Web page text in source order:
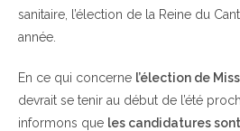
sanitaire, l’élection de la Reine du
année.
En ce qui concerne l’élection de
devrait se tenir au début de l’été
informons que les candidatures